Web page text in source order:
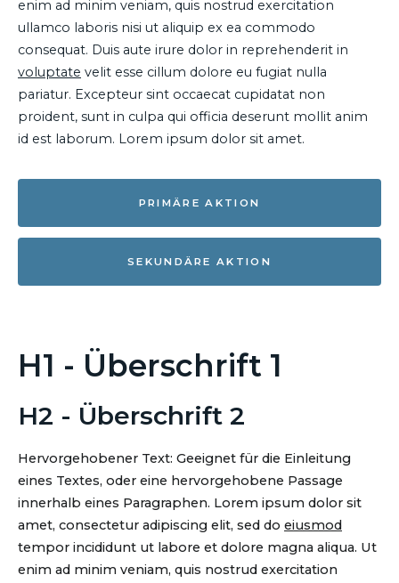
enim ad minim veniam, quis nostrud exercitation
ullamco laboris nisi ut aliquip ex ea commodo
consequat. Duis aute irure dolor in reprehenderit in
voluptate velit esse cillum dolore eu fugiat nulla
pariatur. Excepteur sint occaecat cupidatat non
proident, sunt in culpa qui officia deserunt mollit anim
id est laborum. Lorem ipsum dolor sit amet.
PRIMÄRE AKTION
SEKUNDÄRE AKTION
H1 - Überschrift 1
H2 - Überschrift 2
Hervorgehobener Text: Geeignet für die Einleitung
eines Textes, oder eine hervorgehobene Passage
innerhalb eines Paragraphen. Lorem ipsum dolor sit
amet, consectetur adipiscing elit, sed do eiusmod
tempor incididunt ut labore et dolore magna aliqua. Ut
enim ad minim veniam, quis nostrud exercitation